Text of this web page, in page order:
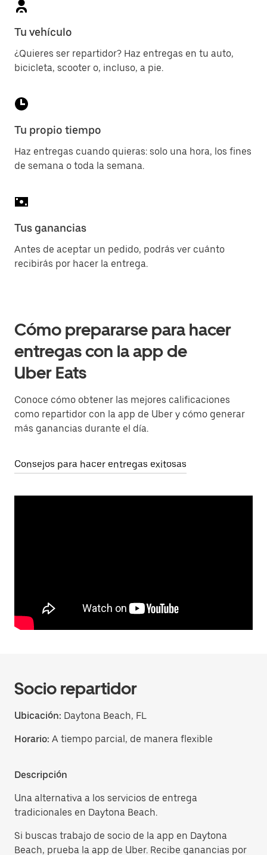
Tu vehículo
¿Quieres ser repartidor? Haz entregas en tu auto,
bicicleta, scooter o, incluso, a pie.
Tu propio tiempo
Haz entregas cuando quieras: solo una hora, los fines
de semana o toda la semana.
Tus ganancias
Antes de aceptar un pedido, podrás ver cuánto
recibirás por hacer la entrega.
Cómo prepararse para hacer
entregas con la app de
Uber Eats
Conoce cómo obtener las mejores calificaciones
como repartidor con la app de Uber y cómo generar
más ganancias durante el día.
Consejos para hacer entregas exitosas
Socio repartidor
Ubicación: Daytona Beach, FL
Horario: A tiempo parcial, de manera flexible
Descripción
Una alternativa a los servicios de entrega
tradicionales en Daytona Beach.
Si buscas trabajo de socio de la app en Daytona
Beach, prueba la app de Uber. Recibe ganancias por